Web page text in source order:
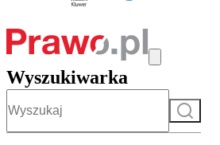
Wyszukiwarka
Szukaj